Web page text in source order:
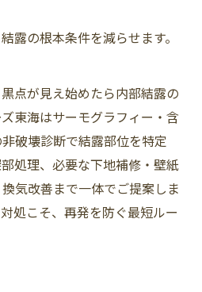
露の根本条件を減らせます。
点が見え始めたら内部結露の
東海はサーモグラフィー・含
破壊診断で結露部位を特定
処理、必要な下地補修・壁紙
気改善まで一体でご提案しま
処こそ、再発を防ぐ最短ルー